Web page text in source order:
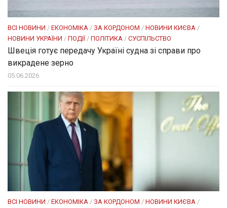
ВСІ НОВИНИ / ЕКОНОМІКА / ЗА КОРДОНОМ / НОВИНИ КИЄВА /
НОВИНИ УКРАЇНИ / ПОДІЇ/ ПОЛІТИКА / СУСПІЛЬСТВО
Швеція готує передачу Україні судна зі справи про
викрадене зерно
05.06.2026
ВСІ НОВИНИ / ЕКОНОМІКА / ЗА КОРДОНОМ / НОВИНИ КИЄВА /